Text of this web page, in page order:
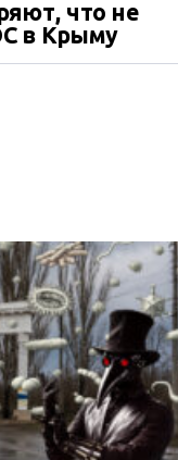
что не
в Крыму